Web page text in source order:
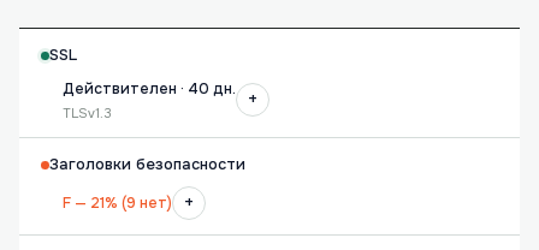
SSL
Действителен · 40 дн.
TLSv1.3
+
Заголовки безопасности
F — 21% (9 нет)
+